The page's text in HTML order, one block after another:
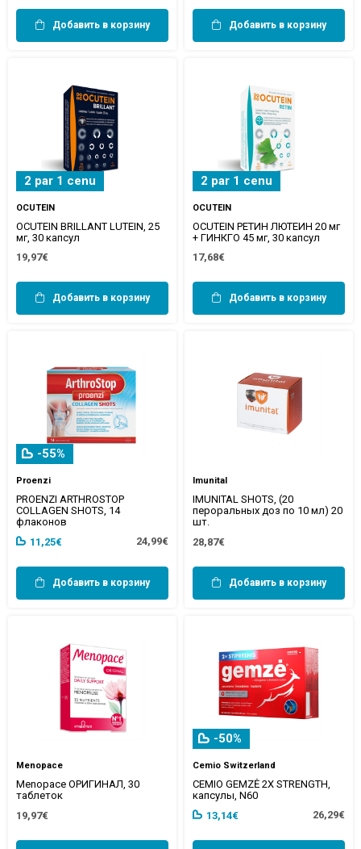
Добавить в корзину Добавить в корзину
2 par 1 cenu
OCUTEIN
OCUTEIN BRILLANT LUTEIN, 25
мг, 30 капсул
19,97€
Добавить в корзину
2 par 1 cenu
OCUTEIN
OCUTEIN РЕТИН ЛЮТЕИН 20 мг
+ ГИНКГО 45 мг, 30 капсул
17,68€
Добавить в корзину
-55%
Proenzi
PROENZI ARTHROSTOP
COLLAGEN SHOTS, 14
флаконов
11,25€
24,99€
Добавить в корзину
Imunital
IMUNITAL SHOTS, (20
пероральных доз по 10 мл) 20
шт.
28,87€
Добавить в корзину
Menopace
Menopace ОРИГИНАЛ, 30
таблеток
19,97€
-50%
Cemio Switzerland
CEMIO GEMZĖ 2X STRENGTH,
капсулы, N60
13,14€
26,29€